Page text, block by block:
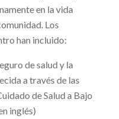
en la vida
Los
han incluido:
de salud y la
a través de las
de Salud a Bajo
inglés)